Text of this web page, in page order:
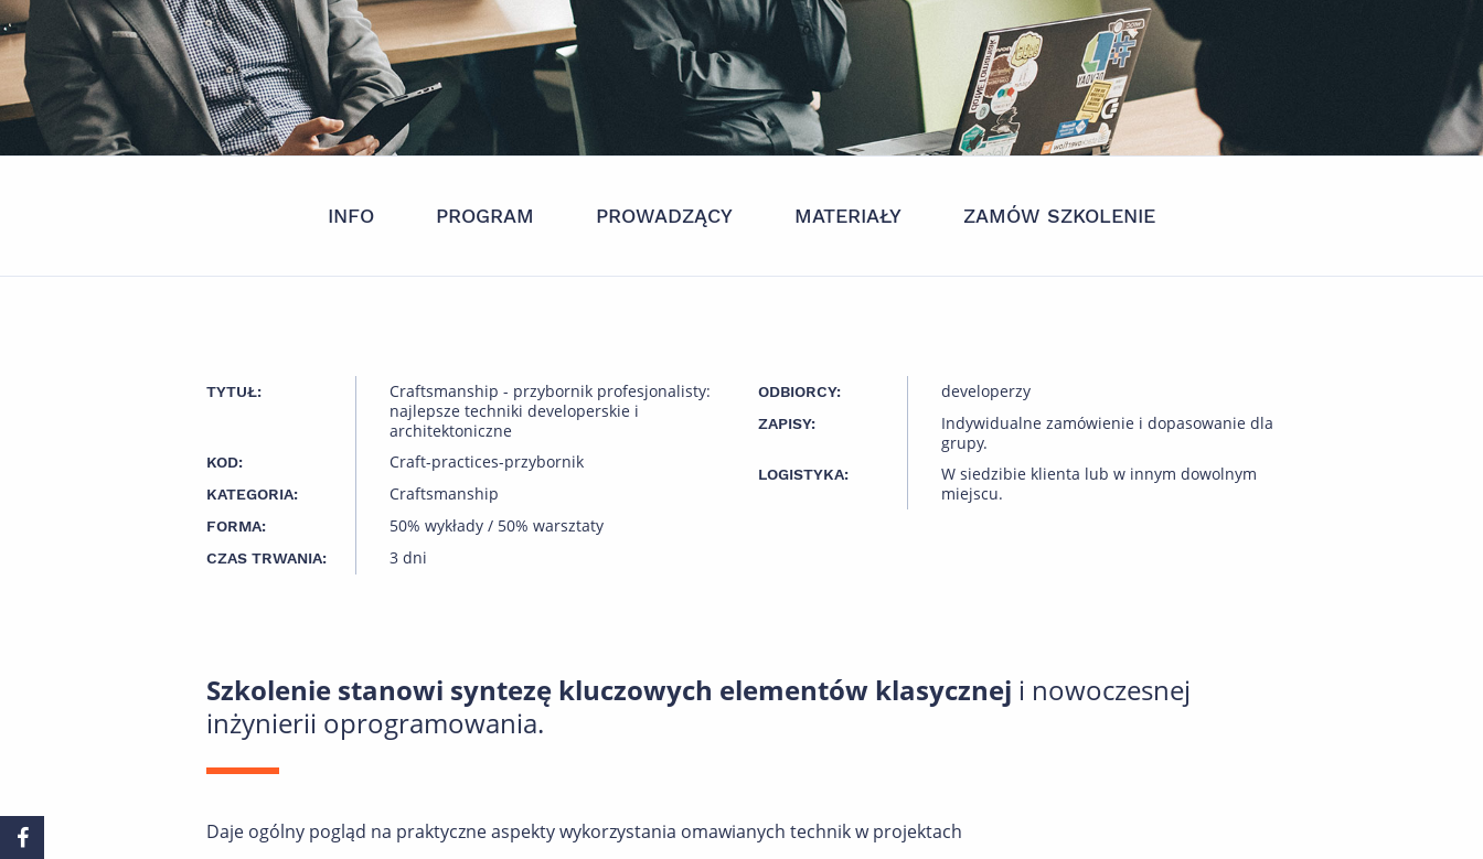
INFO PROGRAM PROWADZĄCY MATERIAŁY ZAMÓW SZKOLENIE
TYTUŁ:
Craftsmanship - przybornik profesjonalisty:
najlepsze techniki developerskie i
architektoniczne
KOD: Craft-practices-przybornik
KATEGORIA: Craftsmanship
FORMA: 50% wykłady / 50% warsztaty
CZAS TRWANIA: 3 dni
ODBIORCY: developerzy
ZAPISY:
Indywidualne zamówienie i dopasowanie dla
grupy.
LOGISTYKA:
W siedzibie klienta lub w innym dowolnym
miejscu.
Szkolenie stanowi syntezę kluczowych elementów klasycznej i nowoczesnej
inżynierii oprogramowania.
Daje ogólny pogląd na praktyczne aspekty wykorzystania omawianych technik w projektach